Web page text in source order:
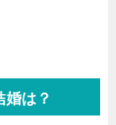
は？